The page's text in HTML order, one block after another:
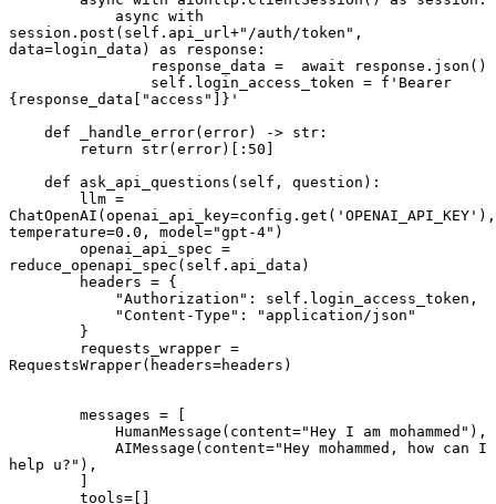
session.post(self.api_url+"/auth/token",
data=login_data) as response:
                response_data =  await response.json()
{response_data["access"]}'
    def _handle_error(error) -> str:
        return str(error)[:50]
    def ask_api_questions(self, question):
ChatOpenAI(openai_api_key=config.get('OPENAI_API_KEY'),
temperature=0.0, model="gpt-4")
reduce_openapi_spec(self.api_data)
        headers = {
            "Authorization": self.login_access_token,
            "Content-Type": "application/json"
        }
RequestsWrapper(headers=headers)
        messages = [
            HumanMessage(content="Hey I am mohammed"),
help u?"),
        ]
        tools=[]